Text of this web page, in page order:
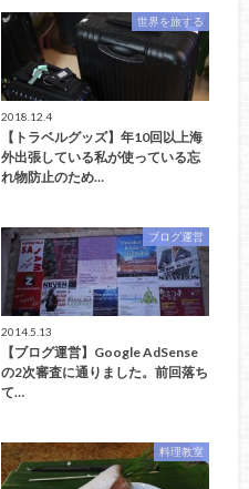
世界を旅する
2018.12.4
【トラベルグッズ】年10回以上海
外出張している私が使っている忘
れ物防止のため…
ブログ運営
2014.5.13
【ブログ運営】Google AdSense
の2次審査に通りました。前回落ち
て…
料理教室